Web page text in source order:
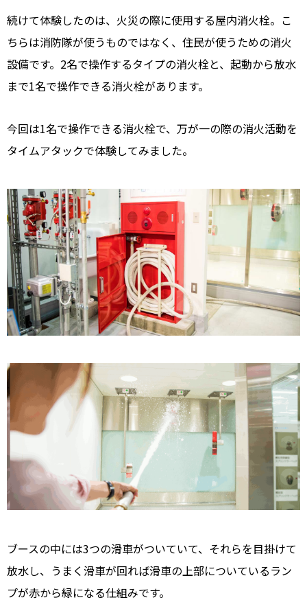
続けて体験したのは、火災の際に使用する屋内消火栓。こ
ちらは消防隊が使うものではなく、住民が使うための消火
設備です。2名で操作するタイプの消火栓と、起動から放水
まで1名で操作できる消火栓があります。
今回は1名で操作できる消火栓で、万が一の際の消火活動を
タイムアタックで体験してみました。
ブースの中には3つの滑車がついていて、それらを目掛けて
放水し、うまく滑車が回れば滑車の上部についているラン
プが赤から緑になる仕組みです。